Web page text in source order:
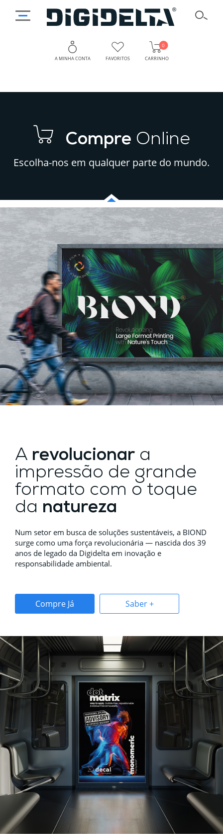
A MINHA CONTA FAVORITOS CARRINHO
0
Compre Online
Escolha-nos em qualquer parte do mundo.
A revolucionar a
impressão de grande
formato com o toque
da natureza
Num setor em busca de soluções sustentáveis, a BIOND
surge como uma força revolucionária — nascida dos 39
anos de legado da Digidelta em inovação e
responsabilidade ambiental.
Compre Já Saber +